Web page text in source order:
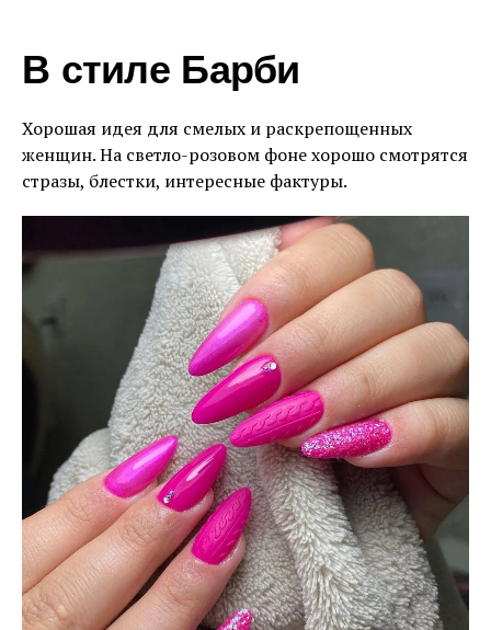
В стиле Барби
Хорошая идея для смелых и раскрепощенных
женщин. На светло-розовом фоне хорошо смотрятся
стразы, блестки, интересные фактуры.